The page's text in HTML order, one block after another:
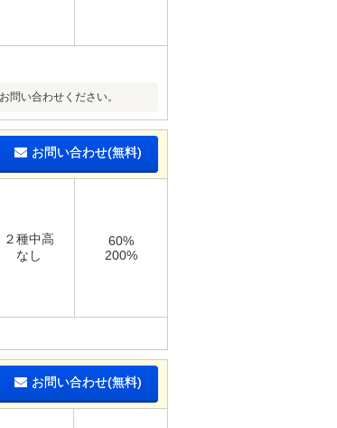
い合わせください。
お問い合わせ(無料)
２種中高
なし
60%
200%
お問い合わせ(無料)